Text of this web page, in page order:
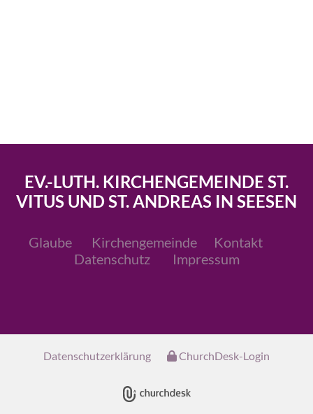
EV.-LUTH. KIRCHENGEMEINDE ST.
VITUS UND ST. ANDREAS IN SEESEN
Glaube Kirchengemeinde
Kontakt
Datenschutz
Impressum
Datenschutzerklärung ChurchDesk-Login